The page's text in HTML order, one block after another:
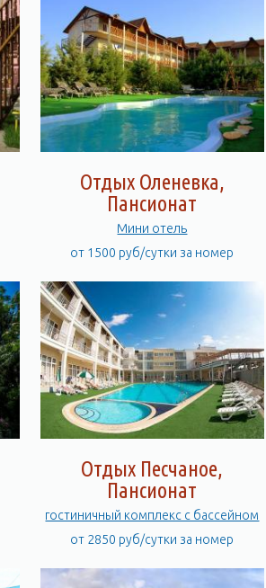
Отдых Оленевка,
Пансионат
Мини отель
от 1500 руб/сутки за номер
Отдых Песчаное,
Пансионат
гостиничный комплекс с бассейном
от 2850 руб/сутки за номер